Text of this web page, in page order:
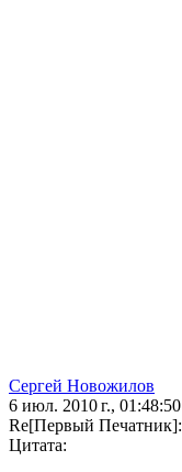
Сергей Новожилов
6 июл. 2010 г., 01:48:50
Re[Первый Печатник]:
Цитата: